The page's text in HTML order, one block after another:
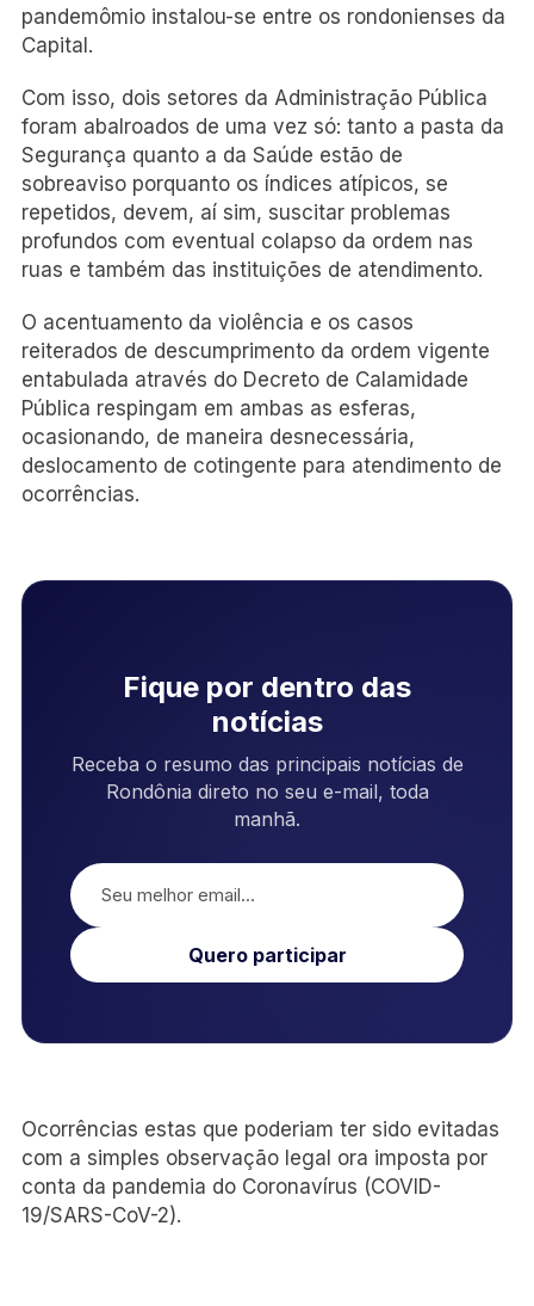
pandemômio instalou-se entre os rondonienses da
Capital.
Com isso, dois setores da Administração Pública
foram abalroados de uma vez só: tanto a pasta da
Segurança quanto a da Saúde estão de
sobreaviso porquanto os índices atípicos, se
repetidos, devem, aí sim, suscitar problemas
profundos com eventual colapso da ordem nas
ruas e também das instituições de atendimento.
O acentuamento da violência e os casos
reiterados de descumprimento da ordem vigente
entabulada através do Decreto de Calamidade
Pública respingam em ambas as esferas,
ocasionando, de maneira desnecessária,
deslocamento de cotingente para atendimento de
ocorrências.
Fique por dentro das
notícias
Receba o resumo das principais notícias de
Rondônia direto no seu e-mail, toda
manhã.
Quero participar
Ocorrências estas que poderiam ter sido evitadas
com a simples observação legal ora imposta por
conta da pandemia do Coronavírus (COVID-
19/SARS-CoV-2).